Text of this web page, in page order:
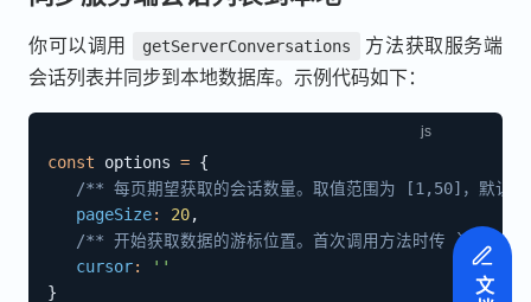
你可以调用 getServerConversations
方法获取服务端
会话列表并同步到本地数据库。示例代码如下：
const options = {
/** 每页期望获取的会话数量。取值范围为 [1,50]，默认
pageSize: 20,
/** 开始获取数据的游标位置。首次调用方法时传 `null`
cursor:
''
}